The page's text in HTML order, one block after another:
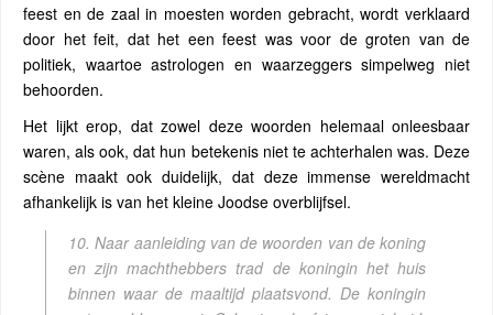
feest en de zaal in moesten worden gebracht, wordt verklaard
door het feit, dat het een feest was voor de groten van de
politiek, waartoe astrologen en waarzeggers simpelweg niet
behoorden.
Het lijkt erop, dat zowel deze woorden helemaal onleesbaar
waren, als ook, dat hun betekenis niet te achterhalen was. Deze
scène maakt ook duidelijk, dat deze immense wereldmacht
afhankelijk is van het kleine Joodse overblijfsel.
10. Naar aanleiding van de woorden van de koning
en zijn machthebbers trad de koningin het huis
binnen waar de maaltijd plaatsvond. De koningin